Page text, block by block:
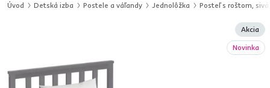
Úvod Detská izba Postele a váľandy Jednolôžka Posteľ s roštom,
Akcia
Novinka